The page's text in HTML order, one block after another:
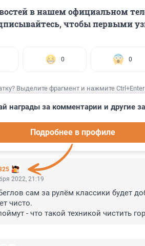
в нашем официальном
чтобы первыми
0 0
Выделите фрагмент и нажмите Ctrl+Enter
28
награды за комментарии и другие
Подробнее в профиле
2022, 21:19
сам за рулём классики будет
чисто.
- что такой техникой чистить